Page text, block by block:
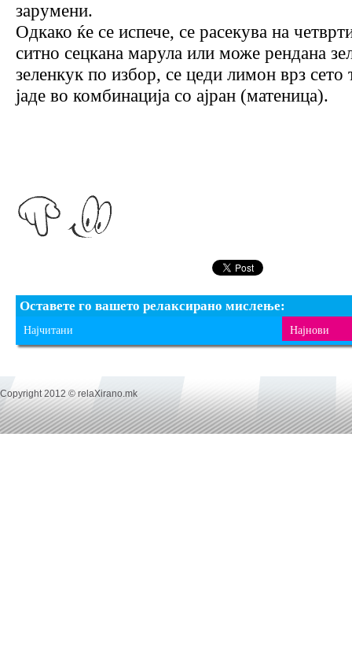
зарумени.
Одкако ќе се испече, се расекува на
ситно сецкана марула или може рендана
зеленкук по избор, се цеди лимон врз сето
јаде во комбинација со ајран (матеница).
Оставете го вашето релаксирано мислење:
Најчитани Најнови
Copyright 2012 © relaXirano.mk